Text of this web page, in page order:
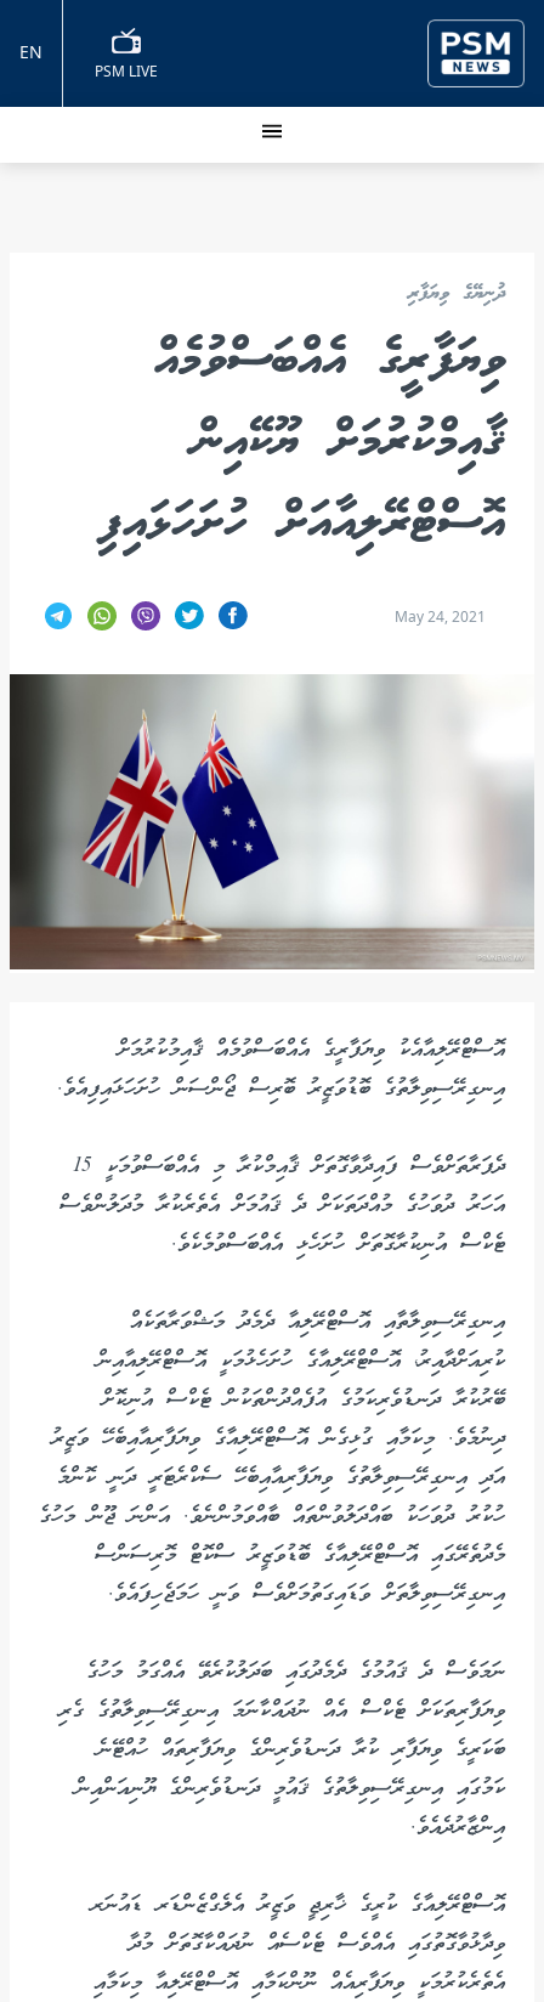
PSM LIVE
EN
ދުނިޔޭގެ ވިޔަފާރި
ވިޔަފާރީގެ އެއްބަސްވުމެއް
ޤާއިމްކުރުމަށް ޔޫކޭއިން
އޮސްޓްރޭލިއާއަށް ހުށަހަޅައިފި
May 24, 2021
އޮސްޓްރޭލިއާއެކު ވިޔަފާރީގެ އެއްބަސްވުމެއް ޤާއިމުކުރުމަށް
އިނގިރޭސިވިލާތުގެ ބޮޑުވަޒީރު ބޮރިސް ޖޯންސަން ހުށަހަޅައިފިއެވެ.
ދެފަރާތަށްވެސް ފައިދާވާގޮތަށް ޤާއިމްކުރާ މި އެއްބަސްވުމަކީ 15
އަހަރު ދުވަހުގެ މުއްދަތަކަށް ދެ ޤައުމަށް އެތެރެކުރާ މުދަލުންވެސް
ޓެކްސް އުނިކުރާގޮތަށް ހުށަހެޅި އެއްބަސްވުމެކެވެ.
އިނގިރޭސިވިލާތާއި އޮސްޓްރޭލިއާ ދެމެދު މަޝްވަރާތަކެއް
ކުރިއަށްދާއިރު، އޮސްޓްރޭލިއާގެ ހުށަހެޅުމަކީ އޮސްޓްރޭލިއާއިން
ބޭރުކުރާ ދަނޑުވެރިކަމުގެ އުފެއްދުންތަކުން ޓެކްސް އުނިކޮށް
ދިނުމެވެ. މިކަމާއި ގުޅިގެން އޮސްޓްރޭލިއާގެ ވިޔަފާރިއާއިބެހޭ ވަޒީރު
އަދި އިނގިރޭސިވިލާތުގެ ވިޔަފާރިއާއިބެހޭ ސެކްރެޓަރީ ދަނީ ކޮންމެ
ހުކުރު ދުވަހަކު ބައްދަލުވުންތައް ބާއްވަމުންނެވެ. އަންނަ ޖޫން މަހުގެ
މެދުތެރޭގައި އޮސްޓްރޭލިއާގެ ބޮޑުވަޒީރު ސްކޮޓް މޮރިސަންސް
އިނގިރޭސިވިލާތަށް ވަޑައިގަތުމަށްވެސް ވަނީ ހަމަޖެހިފައެވެ.
ނަމަވެސް ދެ ޤައުމުގެ ދެމެދުގައި ބަދަލުކުރެވޭ އެއްގަމު މަހުގެ
ވިޔަފާރިތަކަށް ޓެކްސް އެއް ނުދައްކާނަމަ އިނގިރޭސިވިލާތުގެ ގެރި
ބަކަރީގެ ވިޔަފާރި ކުރާ ދަނޑުވެރިންގެ ވިޔަފާރިތައް ހުއްޓޭނެ
ކަމުގައި އިނގިރޭސިވިލާތުގެ ޤައުމީ ދަނޑުވެރިންގެ ޔޫނިއަންއިން
އިންޒާރުދެއެވެ.
އޮސްޓްރޭލިއާގެ ކުރީގެ ޚާރިޖީ ވަޒީރު އެލެގްޒެންޑަރ ޑައުނަރ
ވިދާޅުވާގޮތުގައި އެއްވެސް ޓެކްސެއް ނުދައްކާގޮތަށް މުދާ
އެތެރެކުރުމަކީ ވިޔަފާރިއެއް ނޫންކަމާއި އޮސްޓްރޭލިއާ މިކަމާއި